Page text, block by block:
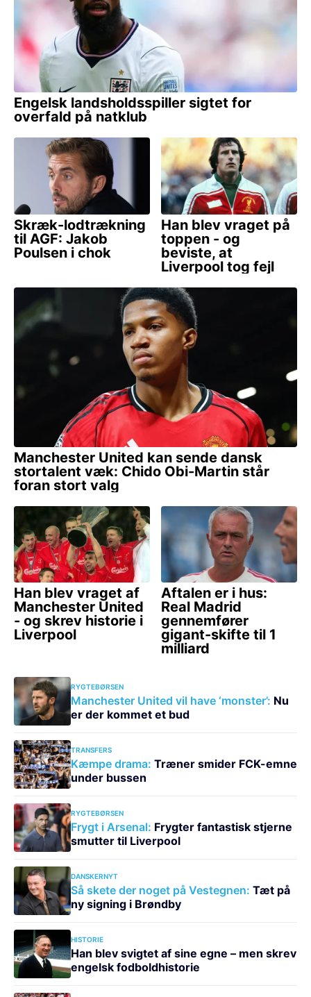
RYGTEBØRSEN
Manchester United vil have ‘monster’: Nu
er der kommet et bud
TRANSFERS
Kæmpe drama: Træner smider FCK-emne
under bussen
RYGTEBØRSEN
Frygt i Arsenal: Frygter fantastisk stjerne
smutter til Liverpool
DANSKERNYT
Så skete der noget på Vestegnen: Tæt på
ny signing i Brøndby
HISTORIE
Han blev svigtet af sine egne – men skrev
engelsk fodboldhistorie